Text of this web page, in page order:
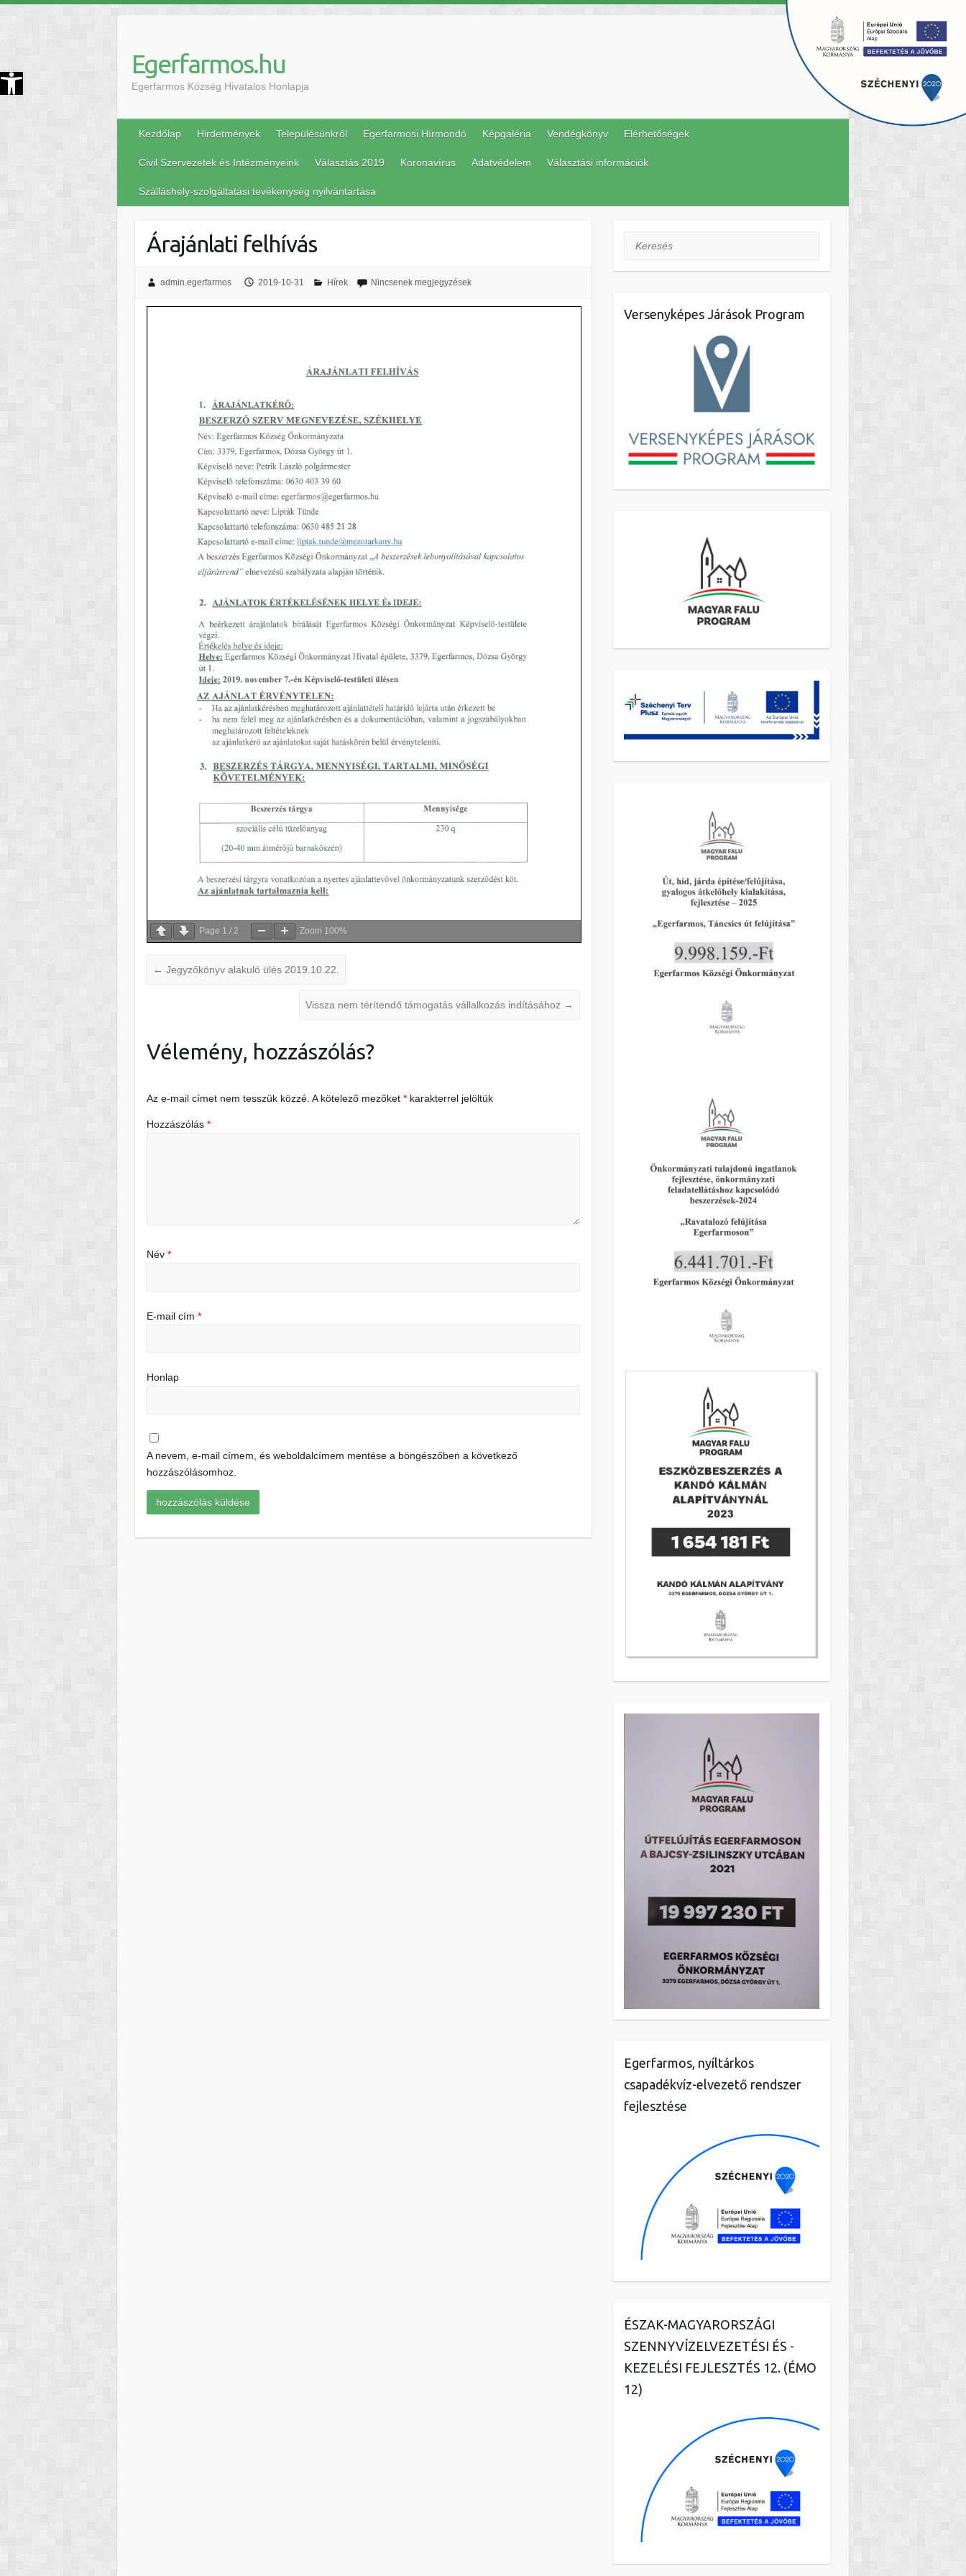
Eszköztár megnyitása Egerfarmos.hu
Egerfarmos Község Hivatalos Honlapja
Kezdőlap Hirdetmények Településünkről Egerfarmosi Hírmondó Képgaléria Vendégkönyv Elérhetőségek
Civil Szervezetek és Intézményeink Választás 2019 Koronavírus Adatvédelem Választási információk
Szálláshely-szolgáltatási tevékenység nyilvántartása
Árajánlati felhívás
admin.egerfarmos 2019-10-31 Hírek Nincsenek megjegyzések
Page 1 / 2 Zoom 100%
← Jegyzőkönyv alakuló ülés 2019.10.22.
Vissza nem térítendő támogatás vállalkozás indításához →
Vélemény, hozzászólás?
Az e-mail címet nem tesszük közzé. A kötelező mezőket* karakterrel jelöltük
Hozzászólás*
Név*
E-mail cím*
Honlap
A nevem, e-mail címem, és weboldalcímem mentése a böngészőben a következő
hozzászólásomhoz.
Keresés
Versenyképes Járások Program
Egerfarmos, nyíltárkos
csapadékvíz-elvezető rendszer
fejlesztése
ÉSZAK-MAGYARORSZÁGI
SZENNYVÍZELVEZETÉSI ÉS -
KEZELÉSI FEJLESZTÉS 12. (ÉMO
12)